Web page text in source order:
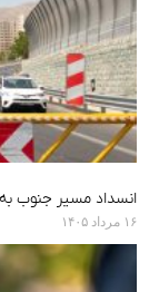
انسداد مسیر جنوب
۱۶ مرداد ۱۴۰۵